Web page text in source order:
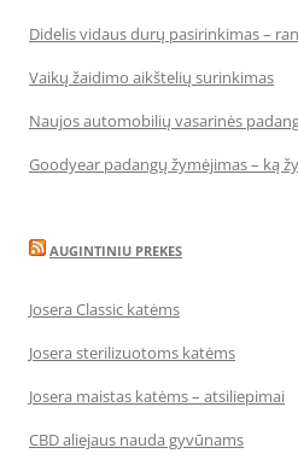
Didelis vidaus durų pasirinkimas –
Vaikų žaidimo aikštelių surinkimas
Naujos automobilių vasarinės
Goodyear padangų žymėjimas – ką
AUGINTINIU PREKES
Josera Classic katėms
Josera sterilizuotoms katėms
Josera maistas katėms – atsiliepimai
CBD aliejaus nauda gyvūnams